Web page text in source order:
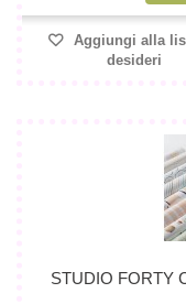
Aggiungi alla
desideri
STUDIO FORTY